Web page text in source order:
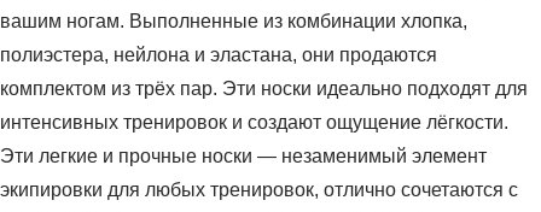
вашим ногам. Выполненные из комбинации хлопка,
полиэстера, нейлона и эластана, они продаются
комплектом из трёх пар. Эти носки идеально подходят для
интенсивных тренировок и создают ощущение лёгкости.
Эти легкие и прочные носки — незаменимый элемент
экипировки для любых тренировок, отлично сочетаются с